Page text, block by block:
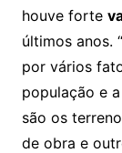
houve forte
últimos anos.
por vários
população e
são os
de obra e